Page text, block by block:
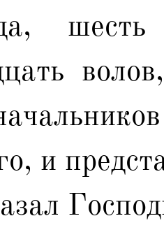
и